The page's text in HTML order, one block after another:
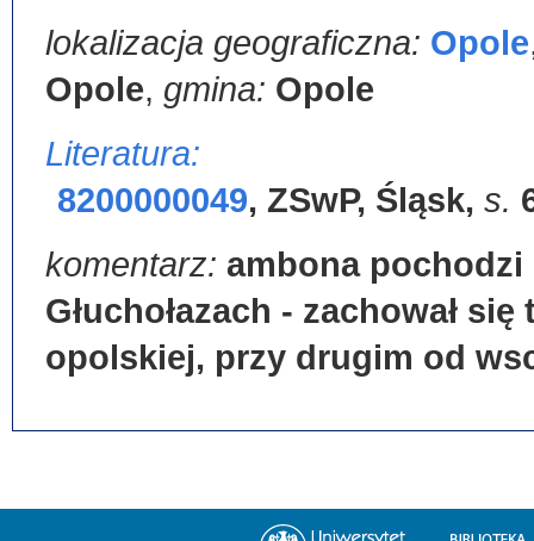
lokalizacja geograficzna: Opole
Opole, gmina: Opole
Literatura:
8200000049, ZSwP, Śląsk, s.
komentarz: ambona pochodzi
Głuchołazach - zachował
opolskiej, przy drugim od